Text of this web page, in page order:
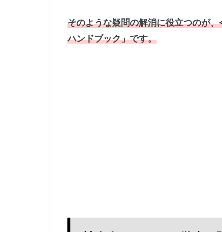
そのような疑問の解消に役立つのが
ハンドブック」です。